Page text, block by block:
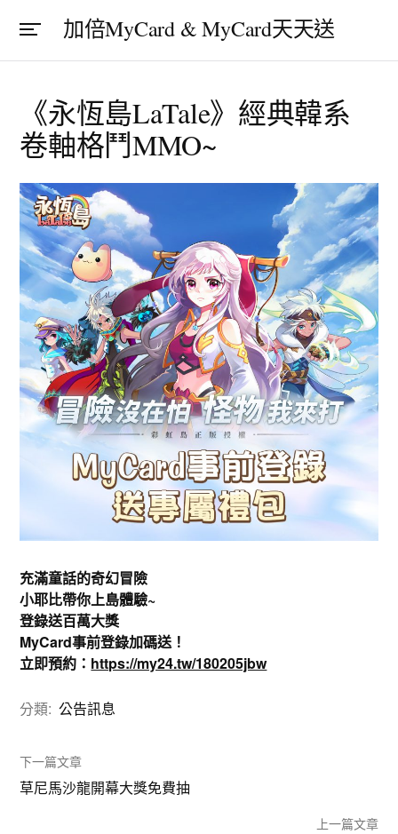
加倍MyCard & MyCard天天送
《永恆島LaTale》經典韓系
卷軸格鬥MMO~
充滿童話的奇幻冒險
小耶比帶你上島體驗~
登錄送百萬大獎
MyCard事前登錄加碼送！
立即預約： https://my24.tw/180205jbw
分類: 公告訊息
下一篇文章
草尼馬沙龍開幕大獎免費抽
上一篇文章